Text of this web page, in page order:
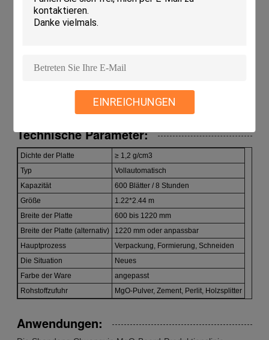
EINREICHUNGEN
Hauptsatz: Batterieren, Formen und Schneiden
Hocheffiziente MGO-Plattenmaschine für eine
für eine höhere Plattenqualität
eine höhere Haltbarkeit
Technische Parameter:
Dichte der Platte
≥ 1,2 g/cm3
Typ
Vollautomatisch
Kapazität
600 Blätter / 8 Stunden
Größe
1.22*2.44 m
Breite der Platte
600 bis 1220 mm
Breite der Platte (alternativ)
1220 mm oder anpassbar
Hauptprozess
Verpackung, Formierung, Schneiden
Die Situation
Neues
Farbe der Ware
angepasst
Rohstoffzufuhr
MgO-Pulver, Zement, Perlit, Holzsplitter
Anwendungen: